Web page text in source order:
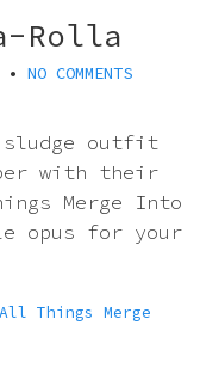
Rolla
• NO COMMENTS
sludge outfit
with their
Merge Into
opus for your
Things Merge